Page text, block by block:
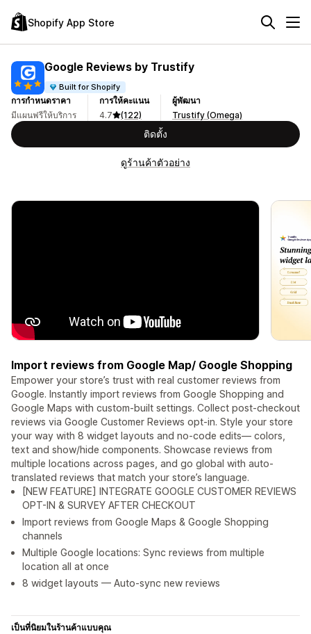
Shopify App Store
Google Reviews by Trustify
Built for Shopify
การกำหนดราคา
มีแผนฟรีให้บริการ
การให้คะแนน
4.7
(122)
ผู้พัฒนา
Trustify (Omega)
ติดตั้ง
ดูร้านค้าตัวอย่าง
Import reviews from Google Map/ Google Shopping
Empower your store’s trust with real customer reviews from
Google. Instantly import reviews from Google Shopping and
Google Maps with custom-built settings. Collect post-checkout
reviews via Google Customer Reviews opt-in. Style your store
your way with 8 widget layouts and no-code edits— colors,
text and show/hide components. Showcase reviews from
multiple locations across pages, and go global with auto-
translated reviews that match your store’s language.
[NEW FEATURE] INTEGRATE GOOGLE CUSTOMER REVIEWS
OPT-IN & SURVEY AFTER CHECKOUT
Import reviews from Google Maps & Google Shopping
channels
Multiple Google locations: Sync reviews from multiple
location all at once
8 widget layouts — Auto-sync new reviews
เป็นที่นิยมในร้านค้าแบบคุณ